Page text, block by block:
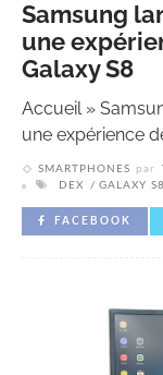
Samsung
une
Galaxy S8
Accueil»
une expérience
SMARTPHONES par
DEX
GALAXY S8
FACEBOOK